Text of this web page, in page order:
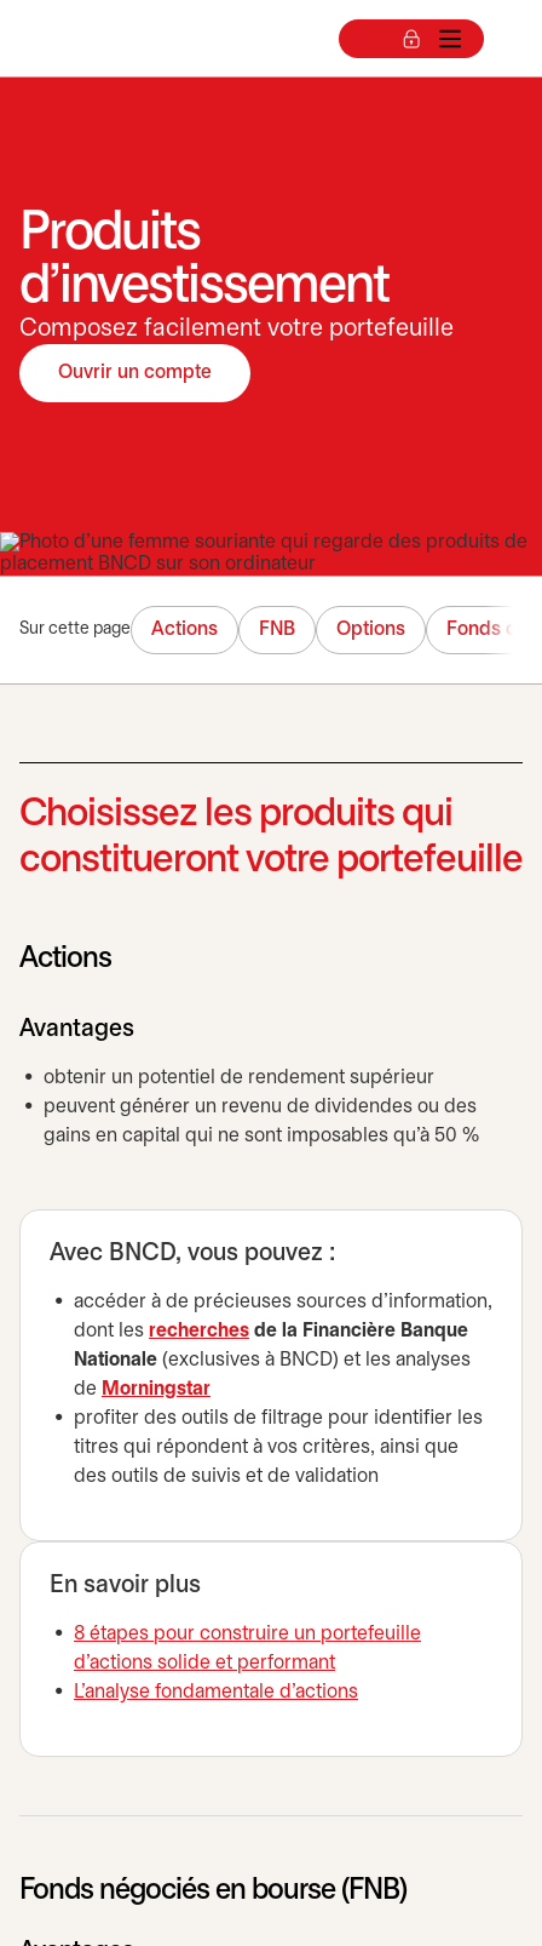
Produits
d’investissement
Composez facilement votre portefeuille
Ouvrir un compte
Sur cette page Actions FNB Options Fonds
Choisissez les produits qui
constitueront votre portefeuille
Actions
Avantages
obtenir un potentiel de rendement supérieur
peuvent générer un revenu de dividendes ou des
gains en capital qui ne sont imposables qu’à 50 %
Avec BNCD, vous pouvez :
accéder à de précieuses sources d’information,
dont les recherches de la Financière Banque
Nationale (exclusives à BNCD) et les analyses
de Morningstar
profiter des outils de filtrage pour identifier les
titres qui répondent à vos critères, ainsi que
des outils de suivis et de validation
En savoir plus
8 étapes pour construire un portefeuille
d'actions solide et performant
L'analyse fondamentale d'actions
Fonds négociés en bourse (FNB)